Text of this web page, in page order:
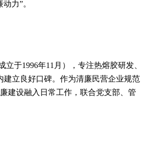
力”。
于1996年11月），专注热熔胶研发、
建立良好口碑。作为清廉民营企业规范
建设融入日常工作，联合党支部、管